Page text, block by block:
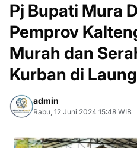
Pj Bupati Mura
Pemprov
Murah dan
Kurban di
admin
Rabu, 12 Juni 2024 15:48 WIB